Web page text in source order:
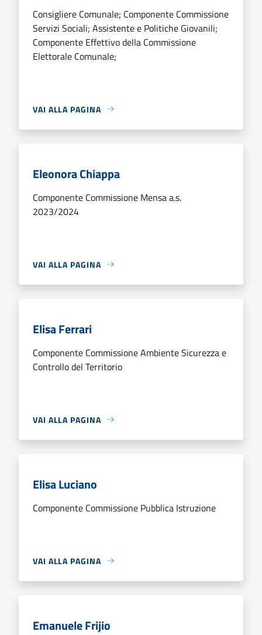
Consigliere Comunale; Componente Commissione
Servizi Sociali; Assistente e Politiche Giovanili;
Componente Effettivo della Commissione
Elettorale Comunale;
VAI ALLA PAGINA
Eleonora Chiappa
Componente Commissione Mensa a.s.
2023/2024
VAI ALLA PAGINA
Elisa Ferrari
Componente Commissione Ambiente Sicurezza e
Controllo del Territorio
VAI ALLA PAGINA
Elisa Luciano
Componente Commissione Pubblica Istruzione
VAI ALLA PAGINA
Emanuele Frijio